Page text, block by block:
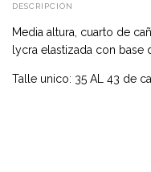
DESCRIPCIÓN
Media altura, cuarto de
lycra elastizada con base
Talle unico: 35 AL 43 de